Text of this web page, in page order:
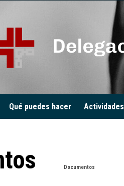
Qué puedes hacer Actividades
Documentos